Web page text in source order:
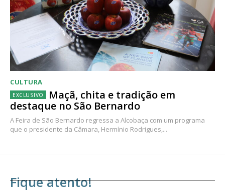
CULTURA
Maçã, chita e tradição em
destaque no São Bernardo
A Feira de São Bernardo regressa a Alcobaça com um programa
que o presidente da Câmara, Hermínio Rodrigues,...
Fique atento!